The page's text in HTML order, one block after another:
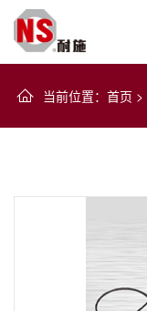
当前位置： 首页 >